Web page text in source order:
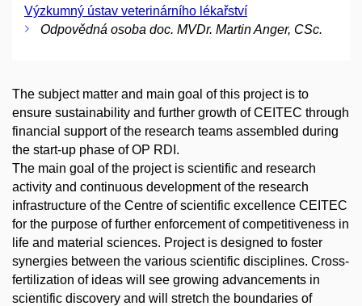
Výzkumný ústav veterinárního lékařství
Odpovědná osoba doc. MVDr. Martin Anger, CSc.
The subject matter and main goal of this project is to
ensure sustainability and further growth of CEITEC through
financial support of the research teams assembled during
the start-up phase of OP RDI.
The main goal of the project is scientific and research
activity and continuous development of the research
infrastructure of the Centre of scientific excellence CEITEC
for the purpose of further enforcement of competitiveness in
life and material sciences. Project is designed to foster
synergies between the various scientific disciplines. Cross-
fertilization of ideas will see growing advancements in
scientific discovery and will stretch the boundaries of